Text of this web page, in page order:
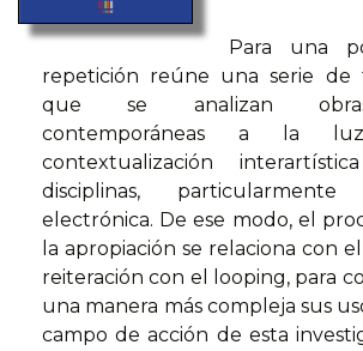
Para una
repetición reúne una serie de
que se analizan
contemporáneas a la
contextualización
disciplinas,
electrónica. De ese modo, el
la apropiación se relaciona con
reiteración con el looping, para
una manera más compleja sus
campo de acción de esta